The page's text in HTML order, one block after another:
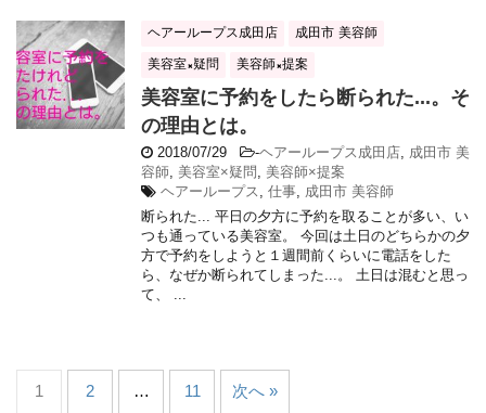
ヘアーループス成田店 成田市 美容師
美容室×疑問 美容師×提案
美容室に予約をしたら断られた...。そ
の理由とは。
2018/07/29 -ヘアーループス成田店, 成田市 美
容師, 美容室×疑問 , 美容師×提案
ヘアーループス , 仕事, 成田市 美容師
断られた... 平日の夕方に予約を取ることが多い、い
つも通っている美容室。 今回は土日のどちらかの夕
方で予約をしようと１週間前くらいに電話をした
ら、なぜか断られてしまった...。 土日は混むと思っ
て、 ...
1 2 … 11 次へ »